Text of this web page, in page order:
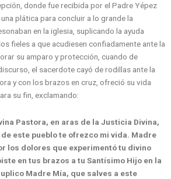
donde fue recibida por el Padre Yépez
plática para concluir a lo grande la
en la iglesia, suplicando la ayuda
fieles a que acudiesen confiadamente ante la
su amparo y protección, cuando de
el sacerdote cayó de rodillas ante la
y con los brazos en cruz, ofreció su vida
su fin, exclamando:
Pastora, en aras de la Justicia Divina,
este pueblo te ofrezco mi vida. Madre
los dolores que experimentó tu divino
en tus brazos a tu Santísimo Hijo en la
Madre Mía, que salves a este